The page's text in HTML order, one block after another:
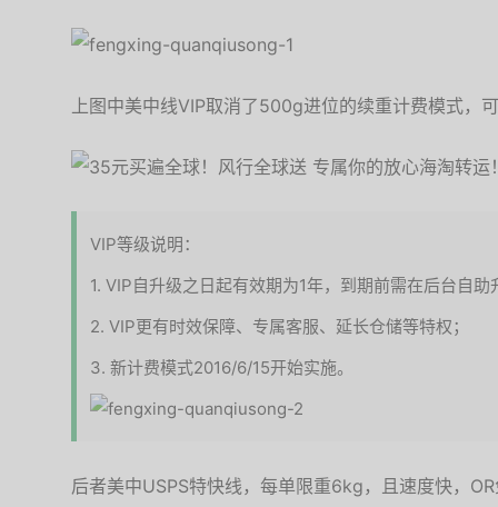
上图中美中线VIP取消了500g进位的续重计费模式，
VIP等级说明：
1. VIP自升级之日起有效期为1年，到期前需在后台自
2. VIP更有时效保障、专属客服、延长仓储等特权；
3. 新计费模式2016/6/15开始实施。
后者美中USPS特快线，每单限重6kg，且速度快，